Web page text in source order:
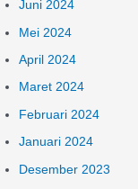
Juni 2024
Mei 2024
April 2024
Maret 2024
Februari 2024
Januari 2024
Desember 2023